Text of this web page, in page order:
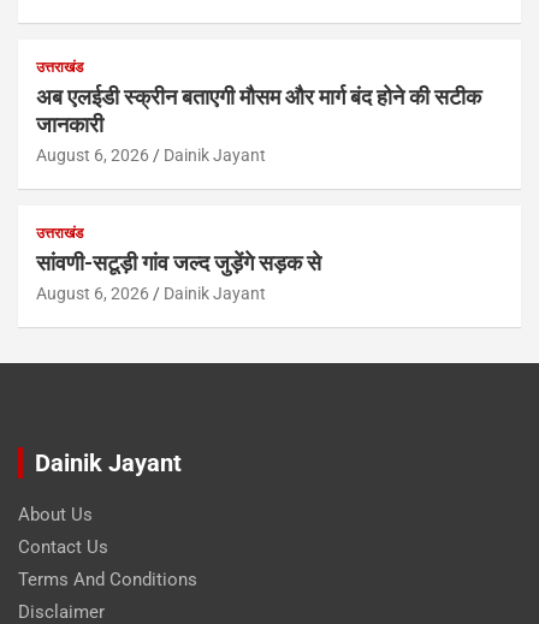
उत्तराखंड
अब एलईडी स्क्रीन बताएगी मौसम और मार्ग बंद होने की सटीक
जानकारी
August 6, 2026 Dainik Jayant
उत्तराखंड
सांवणी-सटूड़ी गांव जल्द जुड़ेंगे सड़क से
August 6, 2026 Dainik Jayant
Dainik Jayant
About Us
Contact Us
Terms And Conditions
Disclaimer